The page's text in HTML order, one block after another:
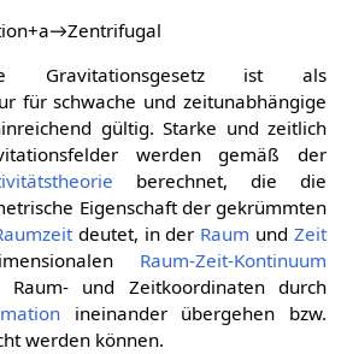
ion+a→Zentrifugal
Gravitationsgesetz ist als
für schwache und zeitunabhängige
gültig. Starke und zeitlich
werden gemäß der
berechnet, die die
Eigenschaft der gekrümmten
deutet, in der Raum undZeit
Raum-Zeit-Kontinuum
und Zeitkoordinaten durch
ineinander übergehen bzw.
werden können.